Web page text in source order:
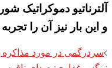
آلترناتیو دموکراتیک
و این بار نیز آن را
Post
سردرگمی در مورد مذاکره